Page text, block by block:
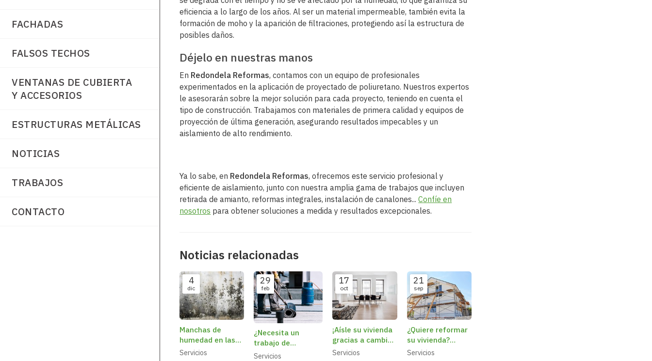
FACHADAS
FALSOS TECHOS
VENTANAS DE CUBIERTA
Y ACCESORIOS
ESTRUCTURAS METÁLICAS
NOTICIAS
TRABAJOS
CONTACTO
eficiencia a lo largo de los años. Al ser un material impermeable, también evita la
formación de moho y la aparición de filtraciones, protegiendo así la estructura de
posibles daños.
Déjelo en nuestras manos
En Redondela Reformas, contamos con un equipo de profesionales
experimentados en la aplicación de proyectado de poliuretano. Nuestros expertos
le asesorarán sobre la mejor solución para cada proyecto, teniendo en cuenta el
tipo de construcción. Trabajamos con materiales de primera calidad y equipos de
proyección de última generación, asegurando resultados impecables y un
aislamiento de alto rendimiento.
Ya lo sabe, en Redondela Reformas, ofrecemos este servicio profesional y
eficiente de aislamiento, junto con nuestra amplia gama de trabajos que incluyen
retirada de amianto, reformas integrales, instalación de canalones...Confíe en
nosotros para obtener soluciones a medida y resultados excepcionales.
Noticias relacionadas
4
dic
Manchas de
humedad en las
paredes de casa,
Servicios
29
feb
¿Necesita un
trabajo de
impermeabilización
Servicios
17
oct
¡Aísle su vivienda
gracias a cambiar
sus ventanas!
Servicios
21
sep
¿Quiere reformar
su vivienda?
¡Consulte a
Servicios